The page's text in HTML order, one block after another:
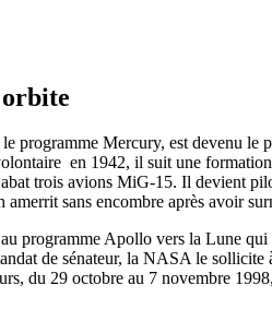
programme Mercury, est devenu
en 1942, il suit une
trois avions MiG-15. Il devient
sans encombre après avoir
programme Apollo vers la Lune
de sénateur, la NASA le
du 29 octobre au 7 novembre